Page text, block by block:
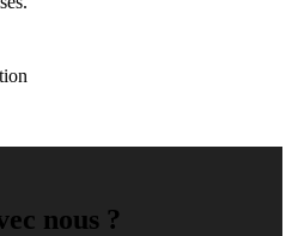
nous ?